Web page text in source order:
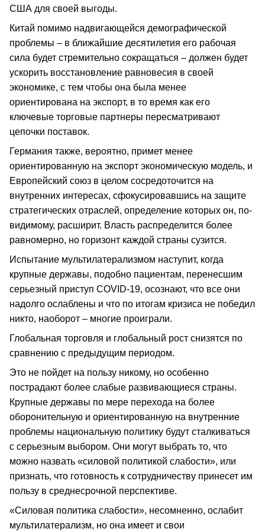
США для своей выгоды.
Китай помимо надвигающейся демографической
проблемы – в ближайшие десятилетия его рабочая
сила будет стремительно сокращаться – должен будет
ускорить восстановление равновесия в своей
экономике, с тем чтобы она была менее
ориентирована на экспорт, в то время как его
ключевые торговые партнеры пересматривают
цепочки поставок.
Германия также, вероятно, примет менее
ориентированную на экспорт экономическую модель, и
Европейский союз в целом сосредоточится на
внутренних интересах, сфокусировавшись на защите
стратегических отраслей, определение которых он, по-
видимому, расширит. Власть распределится более
равномерно, но горизонт каждой страны сузится.
Испытание мультилатерализмом наступит, когда
крупные державы, подобно пациентам, перенесшим
серьезный приступ COVID-19, осознают, что все они
надолго ослаблены и что по итогам кризиса не победил
никто, наоборот – многие проиграли.
Глобальная торговля и глобальный рост снизятся по
сравнению с предыдущим периодом.
Это не пойдет на пользу никому, но особенно
пострадают более слабые развивающиеся страны.
Крупные державы по мере перехода на более
оборонительную и ориентированную на внутренние
проблемы национальную политику будут сталкиваться
с серьезным выбором. Они могут выбрать то, что
можно назвать «силовой политикой слабости», или
признать, что готовность к сотрудничеству принесет им
пользу в среднесрочной перспективе.
«Силовая политика слабости», несомненно, ослабит
мультилатерализм, но она имеет и свои